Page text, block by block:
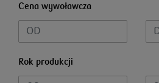
Cena wywoławcza
Rok produkcji